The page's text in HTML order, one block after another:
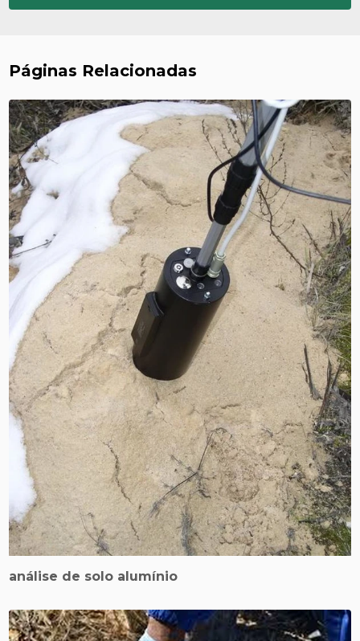
Páginas Relacionadas
análise de solo alumínio